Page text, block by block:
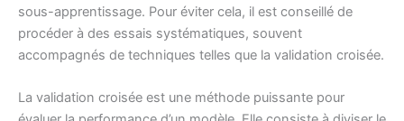
sous-apprentissage. Pour éviter cela, il est conseillé de
procéder à des essais systématiques, souvent
accompagnés de techniques telles que la validation croisée.
La validation croisée est une méthode puissante pour